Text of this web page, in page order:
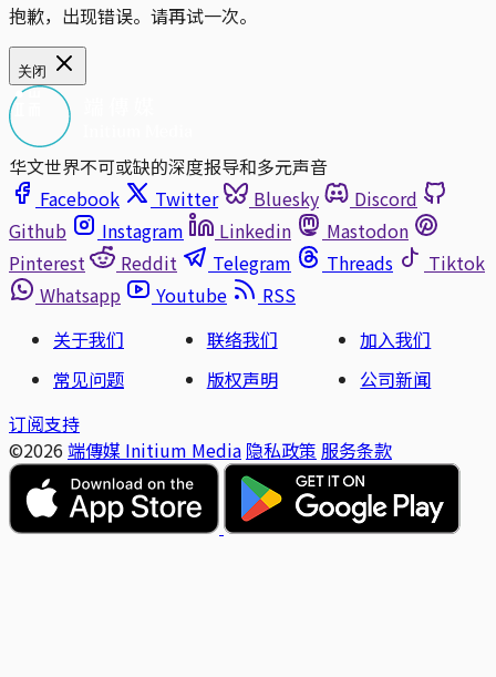
抱歉，出现错误。请再试一次。
关闭
华文世界不可或缺的深度报导和多元声音
Facebook
Twitter Bluesky
Discord
Github
Instagram Linkedin
Mastodon
Pinterest
Reddit Telegram Threads
Tiktok
Whatsapp
Youtube
RSS
关于我们
联络我们
加入我们
常见问题
版权声明
公司新闻
订阅支持
©2026 端傳媒 Initium Media 隐私政策 服务条款